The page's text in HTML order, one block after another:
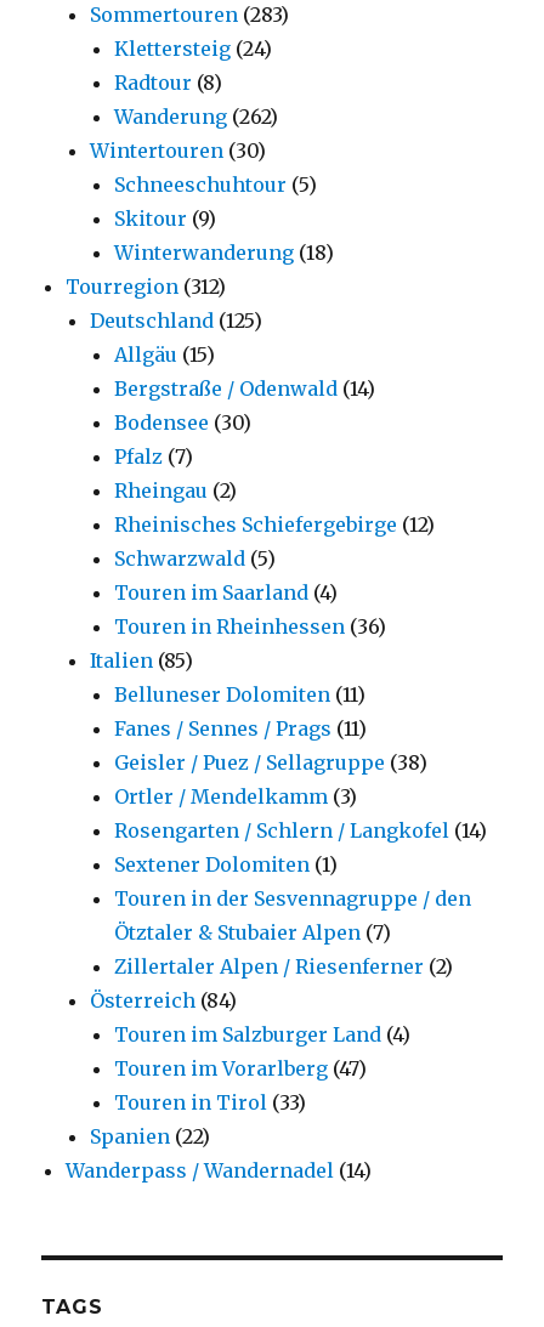
Sommertouren (283)
Klettersteig (24)
Radtour (8)
Wanderung (262)
Wintertouren (30)
Schneeschuhtour (5)
Skitour (9)
Winterwanderung (18)
Tourregion (312)
Deutschland (125)
Allgäu (15)
Bergstraße / Odenwald (14)
Bodensee (30)
Pfalz (7)
Rheingau (2)
Rheinisches Schiefergebirge (12)
Schwarzwald (5)
Touren im Saarland (4)
Touren in Rheinhessen (36)
Italien (85)
Belluneser Dolomiten (11)
Fanes / Sennes / Prags (11)
Geisler / Puez / Sellagruppe (38)
Ortler / Mendelkamm (3)
Rosengarten / Schlern / Langkofel (14)
Sextener Dolomiten (1)
Touren in der Sesvennagruppe / den
Ötztaler & Stubaier Alpen (7)
Zillertaler Alpen / Riesenferner (2)
Österreich (84)
Touren im Salzburger Land (4)
Touren im Vorarlberg (47)
Touren in Tirol (33)
Spanien (22)
Wanderpass / Wandernadel (14)
TAGS